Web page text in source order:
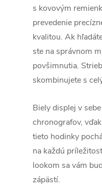
s kovovým
prevedenie
kvalitou. Ak
ste na správnom
povšimnutia.
skombinujete s
Biely displej v
chronografov,
tieto hodinky
na každú
lookom sa vám
zápästí.